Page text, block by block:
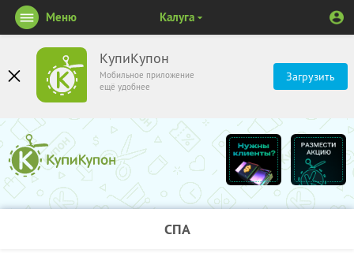
КупиКупон
Мобильное приложение
ещё удобнее
Загрузить
Меню Калуга
СПА